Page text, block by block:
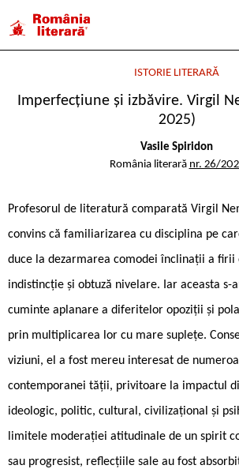
ISTORIE LITERARĂ
Imperfecțiune și izbăvire. Virgil
2025)
Vasile Spiridon
România literară nr. 26/
Profesorul de literatură comparată Virgil
convins că familiarizarea cu disciplina pe
duce la dezarmarea comodei înclinații a firii
indistincție și obtuză nivelare. Iar aceasta s-
cuminte aplanare a diferitelor opoziții și
prin multiplicarea lor cu mare suplețe.
viziuni, el a fost mereu interesat de
contemporanei ­tății, privitoare la impactul
ideologic, politic, cultural, civilizațional și
limitele moderației atitudinale de un spirit
sau progresist, reflecțiile sale au fost